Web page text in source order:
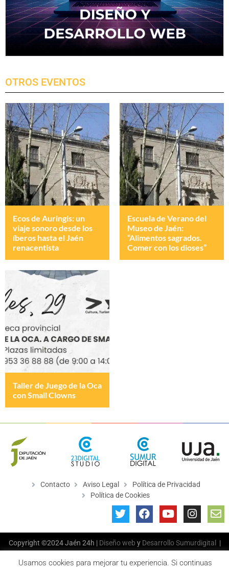
OTROS EVENTOS
Ecos de Auringis: un
viaje sonoro desde los
íberos hasta el Jaén
renacentista
Escuela de Verano del
Museo de Jaén:
“Alimentos sagrados.
Comer con los dioses”
Taller de Juego de la Oca
con Small Clowns
Contacto Aviso Legal
Política de Privacidad
Política de Cookies
Copyright ©2024 Jaén 24h | Diseño web y Desarrollo Sumurdigital
|
Usamos cookies para mejorar tu experiencia. Si continuas